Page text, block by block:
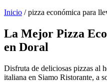
Inicio / pizza económica para
La Mejor Pizza
en Doral
Disfruta de deliciosas pizzas al
italiana en Siamo Ristorante, a